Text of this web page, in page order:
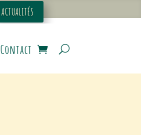
ACTUALITÉS
Contact